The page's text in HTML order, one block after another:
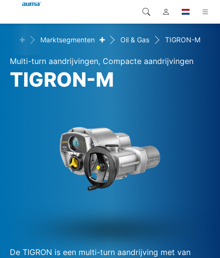
Producten
Oplossingen
Global
Europa
Noord-Amerika
Zoekopdracht
+ Marktsegmenten + Oil & Gas TIGRON-M
Multi-turn aandrijvingen, Compacte aandrijvingen
TIGRON-M
De TIGRON is een multi-turn aandrijving met van